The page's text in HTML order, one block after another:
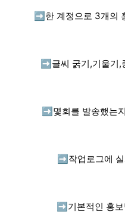
➡️ 한 계정으로 3개의
➡️ 글씨 굵기,기울기
➡️ 몇회를 발송했는
➡️ 작업로그에
➡️ 기본적인 홍